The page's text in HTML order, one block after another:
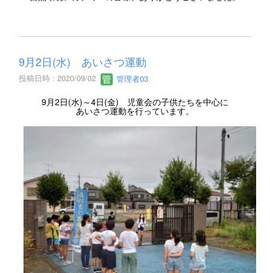
9月2日(水) あいさつ運動
投稿日時 : 2020/09/02 管理者03
9月2日(水)～4日(金) 児童会の子供たちを中心に
あいさつ運動を行っています。